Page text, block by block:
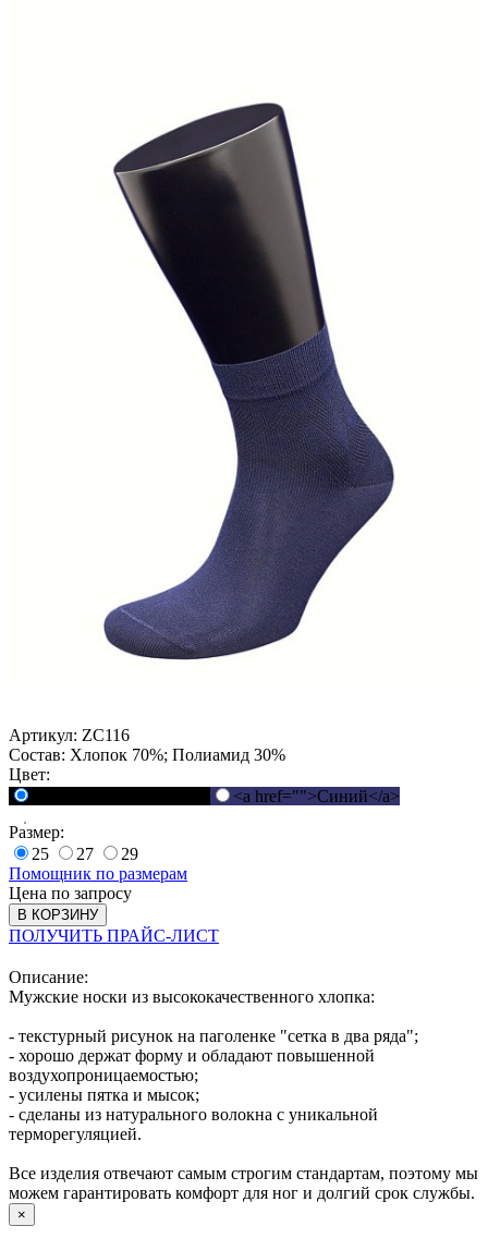
Артикул: ZC116
Состав: Хлопок 70%; Полиамид 30%
Цвет:
<a href="">Синий</a>
Размер:
25
27
29
Помощник по размерам
Цена по запросу
В КОРЗИНУ
ПОЛУЧИТЬ ПРАЙС-ЛИСТ
Описание:
Мужские носки из высококачественного хлопка:
- текстурный рисунок на паголенке "сетка в два ряда";
- хорошо держат форму и обладают повышенной
воздухопроницаемостью;
- усилены пятка и мысок;
- сделаны из натурального волокна с уникальной
терморегуляцией.
Все изделия отвечают самым строгим стандартам, поэтому мы
можем гарантировать комфорт для ног и долгий срок службы.
×